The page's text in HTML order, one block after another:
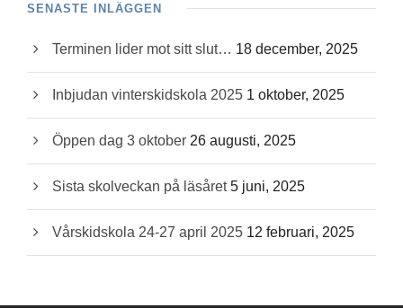
SENASTE INLÄGGEN
Terminen lider mot sitt slut… 18 december, 2025
Inbjudan vinterskidskola 2025 1 oktober, 2025
Öppen dag 3 oktober 26 augusti, 2025
Sista skolveckan på läsåret 5 juni, 2025
Vårskidskola 24-27 april 2025 12 februari, 2025